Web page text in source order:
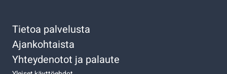
Tietoa palvelusta
Ajankohtaista
Yhteydenotot ja palaute